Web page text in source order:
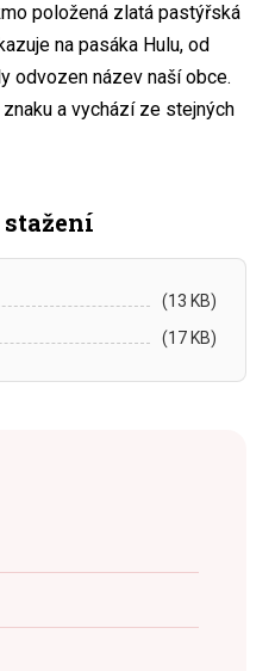
položená zlatá pastýřská
na pasáka Hulu, od
odvozen název naší obce.
a vychází ze stejných
(13 KB)
(17 KB)